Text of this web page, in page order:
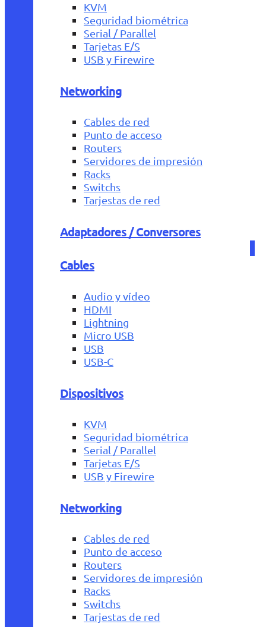
KVM
Seguridad biométrica
Serial / Parallel
Tarjetas E/S
USB y Firewire
Networking
Cables de red
Punto de acceso
Routers
Servidores de impresión
Racks
Switchs
Tarjestas de red
Adaptadores / Conversores
Cables
Audio y vídeo
HDMI
Lightning
Micro USB
USB
USB-C
Dispositivos
KVM
Seguridad biométrica
Serial / Parallel
Tarjetas E/S
USB y Firewire
Networking
Cables de red
Punto de acceso
Routers
Servidores de impresión
Racks
Switchs
Tarjestas de red